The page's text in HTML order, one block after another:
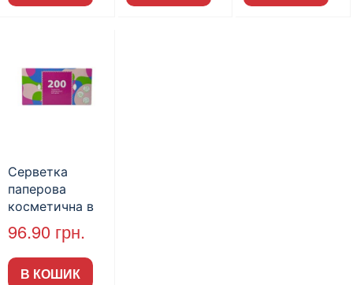
Серветка
паперова
косметична в
коробці, 200л.
96.90 грн.
В КОШИК